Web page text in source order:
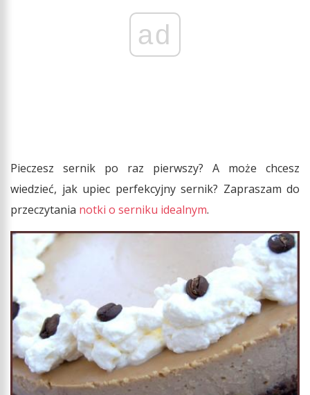
ad
Pieczesz sernik po raz pierwszy? A może chcesz
wiedzieć, jak upiec perfekcyjny sernik? Zapraszam do
przeczytania notki o serniku idealnym.